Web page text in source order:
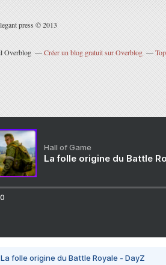
press © 2013
Overblog Créer un blog gratuit sur Overblog
Hall of Game
La folle origine du Battle
La folle origine du Battle Royale - DayZ